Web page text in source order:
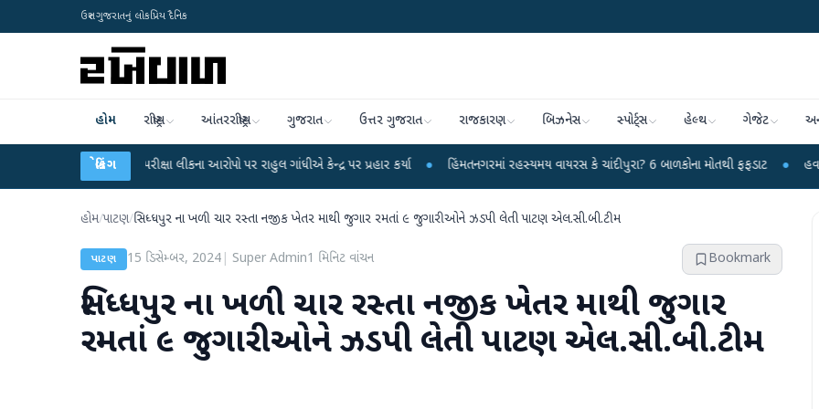
ઉત્તર ગુજરાતનું લોકપ્રિય દૈનિક
હોમ રાષ્ટ્રીય આંતરરાષ્ટ્રીય ગુજરાત ઉત્તર ગુજરાત રાજકારણ બિઝનેસ સ્પોર્ટ્સ હેલ્થ ગેજેટ
બ્રેકિંગ
UGC-NET પરીક્ષા લીકના આરોપો પર રાહુલ ગાંધીએ કેન્દ્ર પર પ્રહાર કર્યા ● હિંમતનગરમાં રહસ્યમય વાયરસ કે ચાંદીપુરા? 6 બાળકોના મોતથી ફફડાટ ● હવામાન વિભાગે
હોમ/પાટણ/સિધ્ધપુર ના ખળી ચાર રસ્તા નજીક ખેતર માથી જુગાર રમતાં ૯ જુગારીઓને ઝડપી લેતી પાટણ એલ.સી.બી.ટીમ
પાટણ 15 ડિસેમ્બર, 2024| Super Admin1 મિનિટ વાંચન Bookmark
સિધ્ધપુર ના ખળી ચાર રસ્તા નજીક ખેતર માથી જુગાર
રમતાં ૯ જુગારીઓને ઝડપી લેતી પાટણ એલ.સી.બી.ટીમ